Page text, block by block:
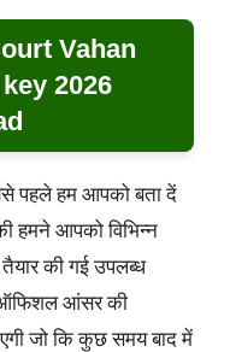
Vahan
2026
पहले हम आपको बता दें
हमने आपको विभिन्न
तैयार की गई उपलब्ध
ऑफिशल आंसर की
जो कि कुछ समय बाद में